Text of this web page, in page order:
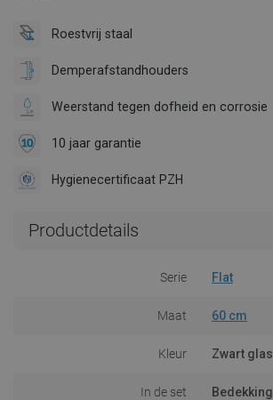
Roestvrij staal
Demperafstandhouders
Weerstand tegen dofheid en corrosie
10 jaar garantie
Hygienecertificaat PZH
Productdetails
Serie Flat
Maat 60 cm
Kleur Zwart glas
In de set Bedekking